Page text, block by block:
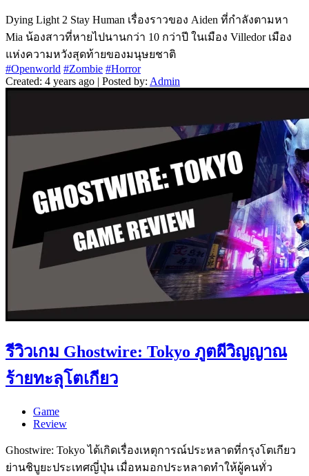
Dying Light 2 Stay Human เรื่องราวของ Aiden ที่กำลังตามหา
Mia น้องสาวที่หายไปนานกว่า 10 กว่าปี ในเมือง Villedor เมือง
แห่งความหวังสุดท้ายของมนุษยชาติ
#Openworld #Zombie #Horror
Created: 4 years ago | Posted by: Admin
รีวิวเกม Ghostwire: Tokyo ภูตผีวิญญาณ
ร้ายทะลุโตเกียว
Game
Review
Ghostwire: Tokyo ได้เกิดเรื่องเหตุการณ์ประหลาดที่กรุงโตเกียว
ย่านชิบูยะประเทศญี่ปุ่น เมื่อหมอกประหลาดทำให้ผู้คนทั่ว